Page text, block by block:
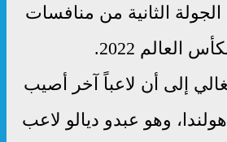
الثانية من منافسات
العالم 2022.
إلى أن لاعباً آخر أصيب
وهو عبدو ديالو لاعب